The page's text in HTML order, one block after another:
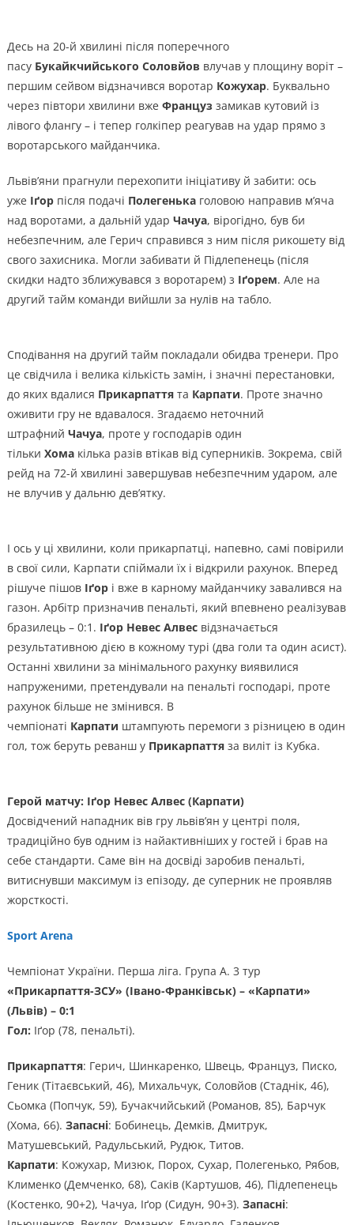
Десь на 20-й хвилині після поперечного
пасу Букайкчийського Соловйов влучав у площину воріт –
першим сейвом відзначився воротар Кожухар. Буквально
через півтори хвилини вже Француз замикав кутовий із
лівого флангу – і тепер голкіпер реагував на удар прямо з
воротарського майданчика.
Львів’яни прагнули перехопити ініціативу й забити: ось
уже Іґор після подачі Полегенькаголовою направив м’яча
над воротами, а дальній удар Чачуа, вірогідно, був би
небезпечним, але Герич справився з ним після рикошету від
свого захисника. Могли забивати й Підлепенець (після
скидки надто зближувався з воротарем) з Іґорем. Але на
другий тайм команди вийшли за нулів на табло.
Сподівання на другий тайм покладали обидва тренери. Про
це свідчила і велика кількість замін, і значні перестановки,
до яких вдалися Прикарпаття та Карпати. Проте значно
оживити гру не вдавалося. Згадаємо неточний
штрафний Чачуа, проте у господарів один
тільки Хома кілька разів втікав від суперників. Зокрема, свій
рейд на 72-й хвилині завершував небезпечним ударом, але
не влучив у дальню дев’ятку.
І ось у ці хвилини, коли прикарпатці, напевно, самі повірили
в свої сили, Карпати спіймали їх і відкрили рахунок. Вперед
рішуче пішов Іґор і вже в карному майданчику завалився на
газон. Арбітр призначив пенальті, який впевнено реалізував
бразилець – 0:1. Іґор Невес Алвесвідзначається
результативною дією в кожному турі (два голи та один асист).
Останні хвилини за мінімального рахунку виявилися
напруженими, претендували на пенальті господарі, проте
рахунок більше не змінився. В
чемпіонаті Карпати штампують перемоги з різницею в один
гол, тож беруть реванш у Прикарпаття за виліт із Кубка.
Герой матчу: Іґор Невес Алвес (Карпати)
Досвідчений нападник вів гру львів’ян у центрі поля,
традиційно був одним із найактивніших у гостей і брав на
себе стандарти. Саме він на досвіді заробив пенальті,
витиснувши максимум із епізоду, де суперник не проявляв
жорсткості.
Sport Arena
Чемпіонат України. Перша ліга. Група А. 3 тур
«Прикарпаття-ЗСУ» (Івано-Франківськ) – «Карпати»
(Львів) – 0:1
Гол: Іґор (78, пенальті).
Прикарпаття: Герич, Шинкаренко, Швець, Француз, Писко,
Геник (Тітаєвський, 46), Михальчук, Соловйов (Стаднік, 46),
Сьомка (Попчук, 59), Бучакчийський (Романов, 85), Барчук
(Хома, 66). Запасні: Бобинець, Демків, Дмитрук,
Матушевський, Радульський, Рудюк, Титов.
Карпати: Кожухар, Мизюк, Порох, Сухар, Полегенько, Рябов,
Клименко (Демченко, 68), Саків (Картушов, 46), Підлепенець
(Костенко, 90+2), Чачуа, Іґор (Сидун, 90+3). Запасні: